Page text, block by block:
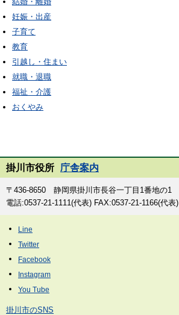
妊娠・出産
子育て
教育
引越し・住まい
就職・退職
福祉・介護
おくやみ
掛川市役所 庁舎案内
〒436-8650 静岡県掛川市長谷一丁目1番地の1
電話:0537-21-1111(代表) FAX:0537-21-1166(代表)
掛川市のSNS